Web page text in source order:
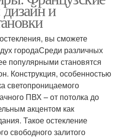
и
вы сможете
городаСреди различных
популярными становятся
Конструкция, особенностью
светопроницаемого
ПВХ – от потолка до
акцентом как
Такое остекление
свободного залитого